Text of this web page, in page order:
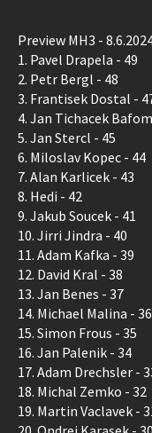
Preview MH3 -
1. Pavel Drapela - 49
2. Petr Bergl - 48
3. Frantisek Dostal -
4. Jan Tichacek
5. Jan Stercl - 45
6. Miloslav Kopec - 44
7. Alan Karlicek - 43
8. Hedi - 42
9. Jakub Soucek - 41
10. Jirri Jindra - 40
11. Adam Kafka - 39
12. David Kral - 38
13. Jan Benes - 37
14. Michael Malina - 36
15. Simon Frous - 35
16. Jan Palenik - 34
17. Adam Drechsler -
18. Michal Zemko - 32
19. Martin Vaclavek -